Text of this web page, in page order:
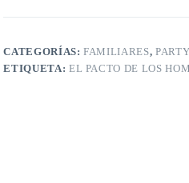
CATEGORÍAS:FAMILIARES,
ETIQUETA: EL PACTO DE LOS